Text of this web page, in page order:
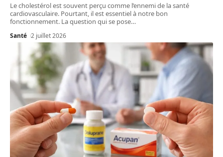
Le cholestérol est souvent perçu comme l’ennemi de la santé
cardiovasculaire. Pourtant, il est essentiel à notre bon
fonctionnement. La question qui se pose…
Santé 2 juillet 2026